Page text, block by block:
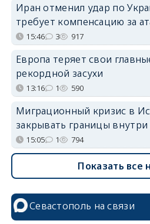
Иран отменил удар по
требует компенсацию за
15:46 3 917
Европа теряет свои
рекордной засухи
13:16 1 590
Миграционный кризис в
закрывать границы
15:05 1 794
Показать все
Севастополь на связи